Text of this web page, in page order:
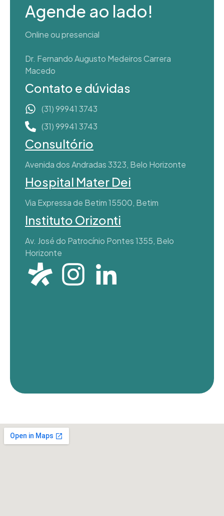
Agende ao lado!
Online ou presencial
Dr. Fernando Augusto Medeiros Carrera
Macedo
Contato e dúvidas
(31) 99941 3743
(31) 99941 3743
Consultório
Avenida dos Andradas 3323, Belo Horizonte
Hospital Mater Dei
Via Expressa de Betim 15500, Betim
Instituto Orizonti
Av. José do Patrocínio Pontes 1355, Belo
Horizonte